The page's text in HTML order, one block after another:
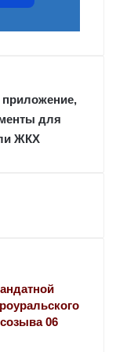
приложение,
для
ЖКХ
06